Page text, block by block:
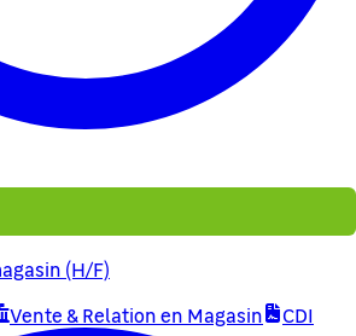
(H/F)
Vente & Relation en Magasin CDI